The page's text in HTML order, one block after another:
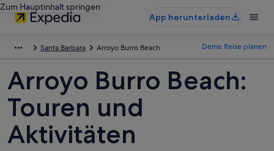
Zum Hauptinhalt springen
App herunterladen
Santa Barbara Arroyo Burro Beach Deine Reise planen
Arroyo Burro Beach:
Touren und
Aktivitäten